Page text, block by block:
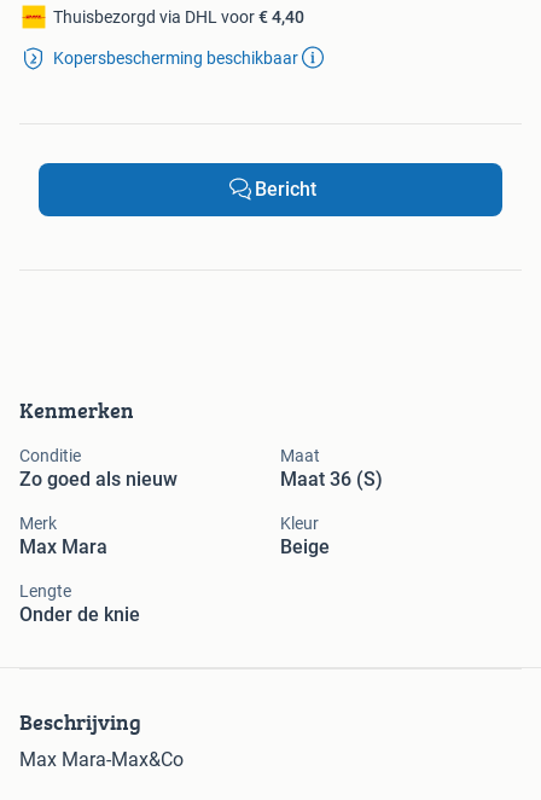
Kenmerken
Conditie
Zo goed als nieuw
Maat
Maat 36 (S)
Merk
Max Mara
Kleur
Beige
Lengte
Onder de knie
Beschrijving
Max Mara-Max&Co
Thuisbezorgd via DHL voor€ 4,40
Kopersbescherming beschikbaar
Bericht